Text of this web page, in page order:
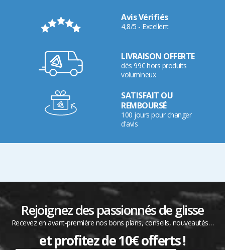
Avis Vérifiés
4,8/5 - Excellent
LIVRAISON OFFERTE
dès 99€ hors produits
volumineux
SATISFAIT OU
REMBOURSÉ
100 jours pour changer
d'avis
Rejoignez des passionnés de glisse
Recevez en avant-première nos bons plans, conseils, nouveautés…
et profitez de 10€ offerts !